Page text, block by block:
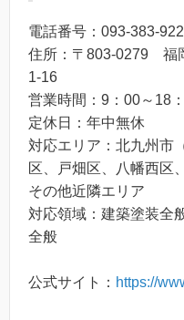
電話番号：093-383-
住所：〒803-0279 福
1-16
営業時間：9：00～18
定休日：年中無休
対応エリア：北九州市
区、戸畑区、八幡西区
その他近隣エリア
対応領域：建築塗装全
全般
公式サイト： https://